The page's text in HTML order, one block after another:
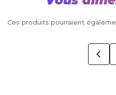
Ces produits pourraient